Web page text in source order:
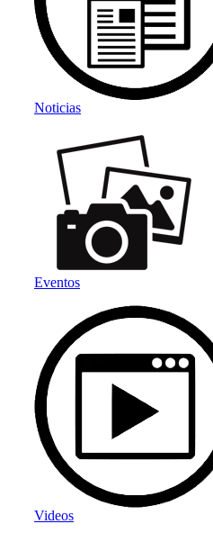
Noticias
Eventos
Videos